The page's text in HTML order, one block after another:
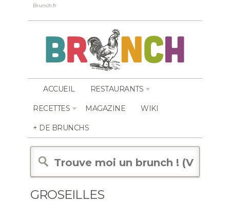
Brunch.fr
ACCUEIL RESTAURANTS
RECETTES MAGAZINE WIKI
+ DE BRUNCHS
GROSEILLES